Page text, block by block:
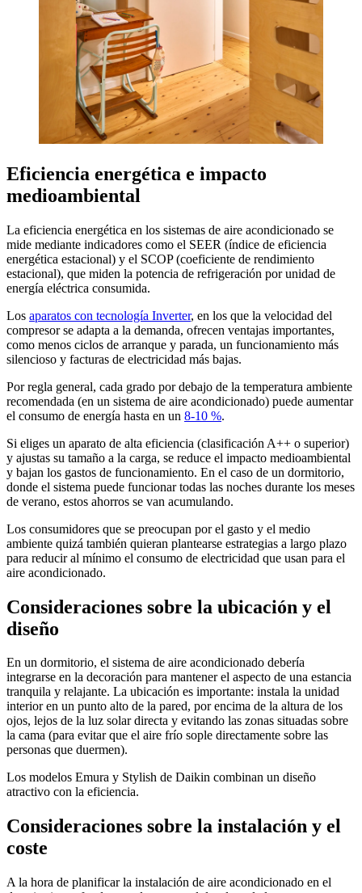
Eficiencia energética e impacto
medioambiental
La eficiencia energética en los sistemas de aire acondicionado se
mide mediante indicadores como el SEER (índice de eficiencia
energética estacional) y el SCOP (coeficiente de rendimiento
estacional), que miden la potencia de refrigeración por unidad de
energía eléctrica consumida.
Los aparatos con tecnología Inverter, en los que la velocidad del
compresor se adapta a la demanda, ofrecen ventajas importantes,
como menos ciclos de arranque y parada, un funcionamiento más
silencioso y facturas de electricidad más bajas.
Por regla general, cada grado por debajo de la temperatura ambiente
recomendada (en un sistema de aire acondicionado) puede aumentar
el consumo de energía hasta en un 8-10 %.
Si eliges un aparato de alta eficiencia (clasificación A++ o superior)
y ajustas su tamaño a la carga, se reduce el impacto medioambiental
y bajan los gastos de funcionamiento. En el caso de un dormitorio,
donde el sistema puede funcionar todas las noches durante los meses
de verano, estos ahorros se van acumulando.
Los consumidores que se preocupan por el gasto y el medio
ambiente quizá también quieran plantearse estrategias a largo plazo
para reducir al mínimo el consumo de electricidad que usan para el
aire acondicionado.
Consideraciones sobre la ubicación y el
diseño
En un dormitorio, el sistema de aire acondicionado debería
integrarse en la decoración para mantener el aspecto de una estancia
tranquila y relajante. La ubicación es importante: instala la unidad
interior en un punto alto de la pared, por encima de la altura de los
ojos, lejos de la luz solar directa y evitando las zonas situadas sobre
la cama (para evitar que el aire frío sople directamente sobre las
personas que duermen).
Los modelos Emura y Stylish de Daikin combinan un diseño
atractivo con la eficiencia.
Consideraciones sobre la instalación y el
coste
A la hora de planificar la instalación de aire acondicionado en el